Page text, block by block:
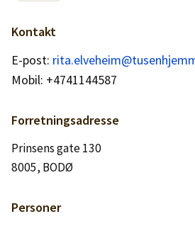
Lag konto
Kontakt
E-post:
Mobil: +4741144587
Forretningsadresse
Prinsens gate 130
8005, BODØ
Personer